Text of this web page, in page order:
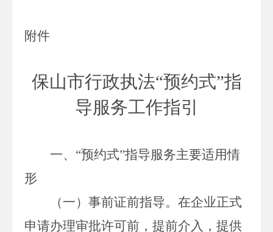
附件
保山市行政执法“预约式”指
导服务工作指引
一、 “预约式”指导服务主要适用情
形
（一）事前证前指导。 在企业正式
申请办理审批许可前，提前介入，提供